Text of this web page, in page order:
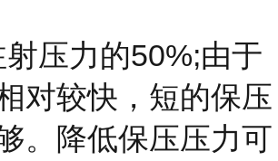
射压力的50%;由于
对较快，短的保压
。降低保压压力可